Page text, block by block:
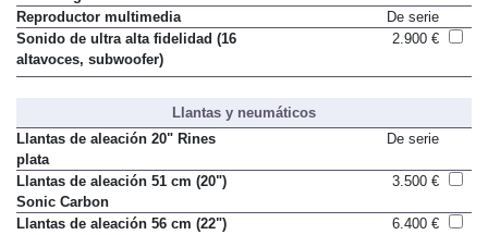
Reproductor multimedia
De serie
Sonido de ultra alta fidelidad (16
altavoces, subwoofer)
2.900 €
Llantas y neumáticos
Llantas de aleación 20" Rines
plata
De serie
Llantas de aleación 51 cm (20")
Sonic Carbon
3.500 €
Llantas de aleación 56 cm (22")
6.400 €